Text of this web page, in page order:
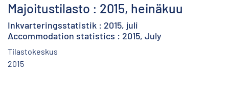
Majoitustilasto : 2015, heinäkuu
Inkvarteringsstatistik : 2015, juli
Accommodation statistics : 2015, July
Tilastokeskus
2015